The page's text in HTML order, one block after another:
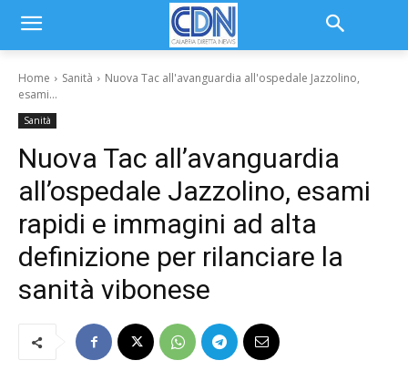
Home Sanità
Nuova Tac all'avanguardia all'ospedale Jazzolino,
esami...
Sanità
Nuova Tac all’avanguardia
all’ospedale Jazzolino, esami
rapidi e immagini ad alta
definizione per rilanciare la
sanità vibonese